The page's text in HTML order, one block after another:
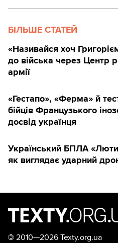
БІЛЬШЕ СТАТЕЙ
«Називайся хоч
до війська через Центр
армії
«Гестапо», «Ферма» й
бійців Французького
досвід українця
Український БПЛА
як виглядає ударний
© 2010—2026 Texty.org.ua